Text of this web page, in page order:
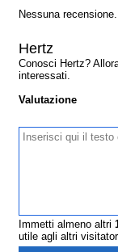
Nessuna
Hertz
Conosci Hertz?
interessati.
Valutazione
Immetti almeno altri
utile agli altri